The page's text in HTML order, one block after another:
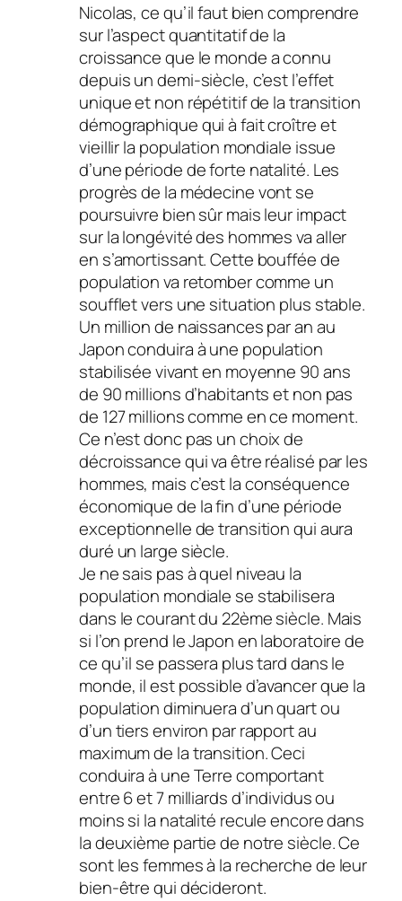
Nicolas, ce qu’il faut bien comprendre
sur l’aspect quantitatif de la
croissance que le monde a connu
depuis un demi-siècle, c’est l’effet
unique et non répétitif de la transition
démographique qui à fait croître et
vieillir la population mondiale issue
d’une période de forte natalité. Les
progrès de la médecine vont se
poursuivre bien sûr mais leur impact
sur la longévité des hommes va aller
en s’amortissant. Cette bouffée de
population va retomber comme un
soufflet vers une situation plus stable.
Un million de naissances par an au
Japon conduira à une population
stabilisée vivant en moyenne 90 ans
de 90 millions d’habitants et non pas
de 127 millions comme en ce moment.
Ce n’est donc pas un choix de
décroissance qui va être réalisé par les
hommes, mais c’est la conséquence
économique de la fin d’une période
exceptionnelle de transition qui aura
duré un large siècle.
Je ne sais pas à quel niveau la
population mondiale se stabilisera
dans le courant du 22ème siècle. Mais
si l’on prend le Japon en laboratoire de
ce qu’il se passera plus tard dans le
monde, il est possible d’avancer que la
population diminuera d’un quart ou
d’un tiers environ par rapport au
maximum de la transition. Ceci
conduira à une Terre comportant
entre 6 et 7 milliards d’individus ou
moins si la natalité recule encore dans
la deuxième partie de notre siècle. Ce
sont les femmes à la recherche de leur
bien-être qui décideront.